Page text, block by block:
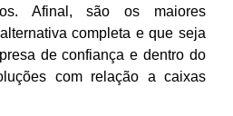
Afinal, são os maiores
completa e que seja
de confiança e dentro do
com relação a caixas